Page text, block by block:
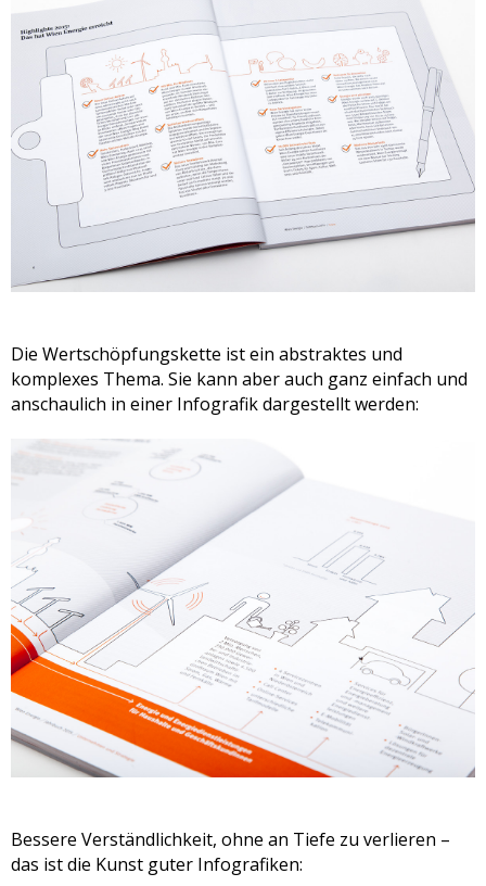
Die Wertschöpfungskette ist ein abstraktes und
komplexes Thema. Sie kann aber auch ganz einfach und
anschaulich in einer Infografik dargestellt werden:
Bessere Verständlichkeit, ohne an Tiefe zu verlieren –
das ist die Kunst guter Infografiken: